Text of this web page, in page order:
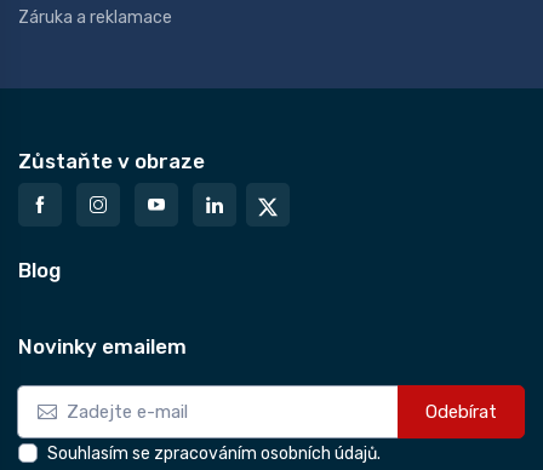
Záruka a reklamace
Zůstaňte v obraze
Blog
Novinky emailem
Odebírat
Souhlasím se zpracováním osobních údajů.